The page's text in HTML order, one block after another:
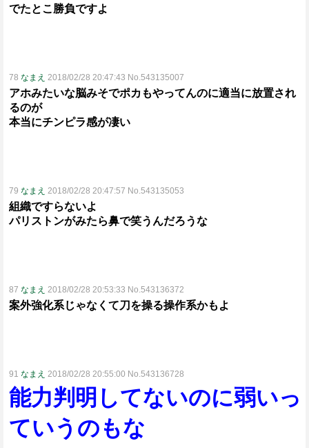
でたとこ勝負ですよ
78 なまえ 2018/02/28 20:47:43 No.543135007
アホみたいな脳みそでポカもやってんのに適当に放置され
るのが
本当にチンピラ感が凄い
79 なまえ 2018/02/28 20:47:57 No.543135053
組織ですらないよ
パリストンがみたら鼻で笑うんだろうな
87 なまえ 2018/02/28 20:53:33 No.543136372
案外強化系じゃなくて刀を操る操作系かもよ
91 なまえ 2018/02/28 20:55:00 No.543136728
能力判明してないのに弱いっ
ていうのもな